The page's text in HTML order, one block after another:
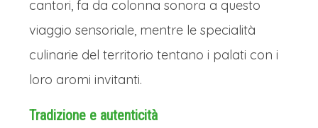
un'esperienza indimenticabile
all'insegna del calore e dello
Gemütlichkeit.
GRAZ, SISTEMAZIONE IN HOTEL
CON CENA
cantori, fa da colonna sonora a questo
viaggio sensoriale, mentre le specialità
culinarie del territorio tentano i palati con i
loro aromi invitanti.
Tradizione e autenticità